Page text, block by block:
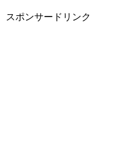
スポンサードリンク